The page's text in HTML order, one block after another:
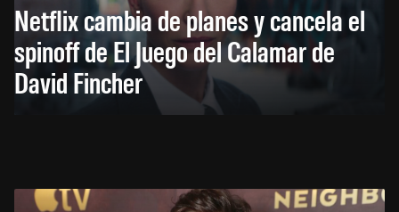
Netflix cambia de planes y cancela el
spinoff de El Juego del Calamar de
David Fincher